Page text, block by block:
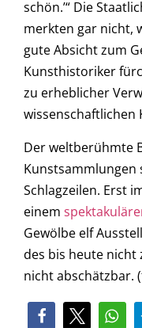
schön.’“ Die
merkten gar nicht,
gute Absicht zum
Kunsthistoriker
zu erheblicher
wissenschaftlichen
Der weltberühmte
Schlagzeilen. Erst
einem
Gewölbe elf
des bis heute
nicht abschätzbar.